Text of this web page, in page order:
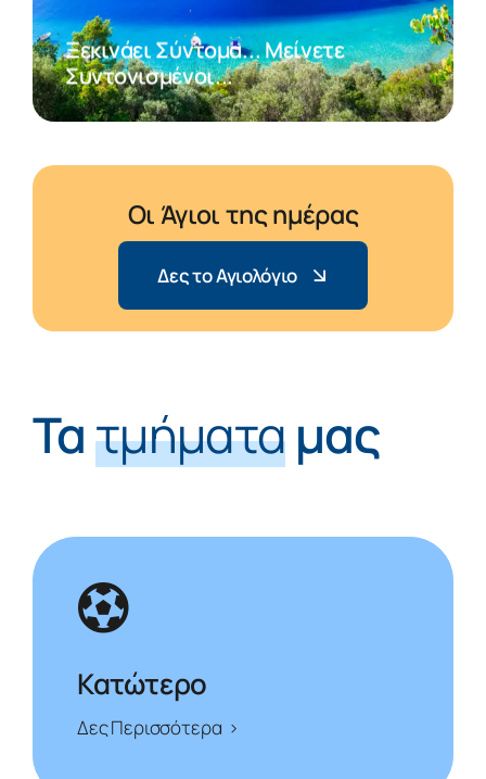
Ξεκινάει Σύντομα... Μείνετε
Συντονισμένοι...
Οι Άγιοι της ημέρας
Δες το Αγιολόγιο
Τατμήματαμας
Κατώτερο
Δες Περισσότερα >